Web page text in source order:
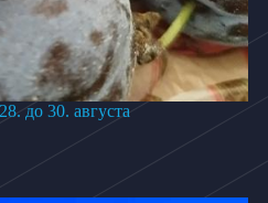
до 30. августа